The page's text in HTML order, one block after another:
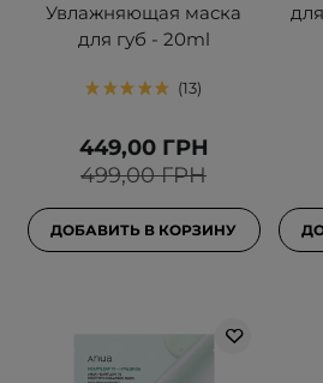
Увлажняющая маска
для губ - 20ml
13
499,00 ГРН
449,00 ГРН
ДОБАВИТЬ В КОРЗИНУ